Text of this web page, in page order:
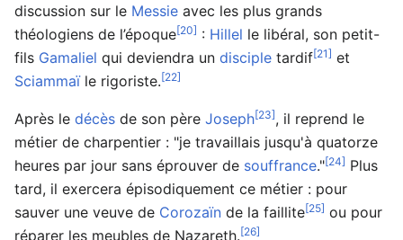
discussion sur le Messie avec les plus grands
théologiens de l’époque[20] : Hillel le libéral, son petit-
fils Gamaliel qui deviendra un disciple tardif[21] et
Sciammaïle rigoriste.[22]
Après le décès de son père Joseph[23], il reprend le
métier de charpentier : "je travaillais jusqu'à quatorze
heures par jour sans éprouver de souffrance."[24] Plus
tard, il exercera épisodiquement ce métier : pour
sauver une veuve de Corozaïn de la faillite[25] ou pour
réparer les meubles de Nazareth.[26]